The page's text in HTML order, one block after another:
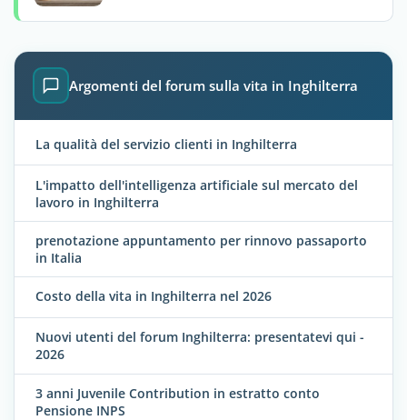
Argomenti del forum sulla vita in Inghilterra
La qualità del servizio clienti in Inghilterra
L'impatto dell'intelligenza artificiale sul mercato del
lavoro in Inghilterra
prenotazione appuntamento per rinnovo passaporto
in Italia
Costo della vita in Inghilterra nel 2026
Nuovi utenti del forum Inghilterra: presentatevi qui -
2026
3 anni Juvenile Contribution in estratto conto
Pensione INPS